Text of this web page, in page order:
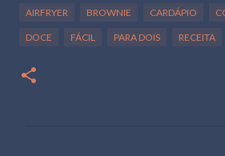
AIRFRYER BROWNIE CARDÁPIO
DOCE FÁCIL PARA DOIS RECEITA